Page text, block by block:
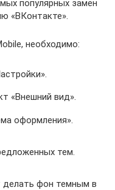
популярных замен
«ВКонтакте».
необходимо:
«Внешний вид».
оформления».
тем.
делать фон темным в